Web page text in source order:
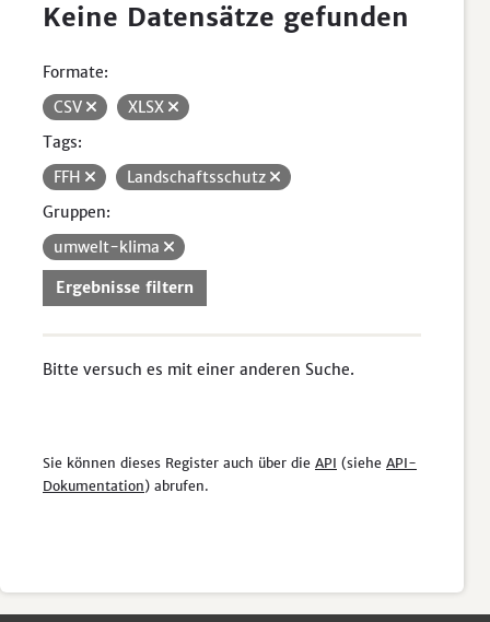
Keine Datensätze gefunden
Formate:
CSV
XLSX
Tags:
FFH
Landschaftsschutz
Gruppen:
umwelt-klima
Ergebnisse filtern
Bitte versuch es mit einer anderen Suche.
Sie können dieses Register auch über die API (siehe API-
Dokumentation) abrufen.